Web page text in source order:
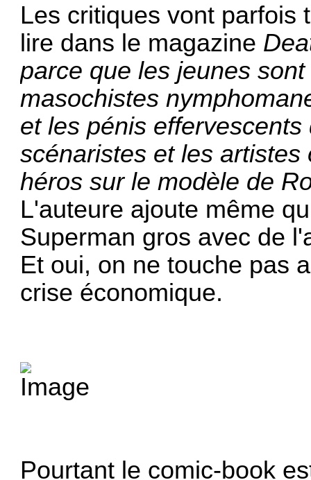
Les critiques vont parfois
lire dans le magazine
parce que les jeunes
masochistes
et les pénis
scénaristes et les
héros sur le modèle de
L'auteure ajoute même
Superman gros avec de
Et oui, on ne touche pas
crise économique.
Pourtant le comic-book